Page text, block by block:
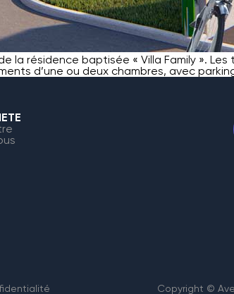
la résidence baptisée « Villa Family ».
d’une ou deux chambres, avec
Copyright ©